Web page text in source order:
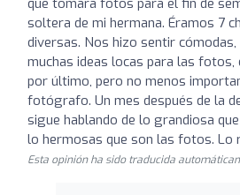
soltera de mi hermana. Éramos 7
diversas. Nos hizo sentir
muchas ideas locas para las fotos,
por último, pero no menos
fotógrafo. Un mes después de la
sigue hablando de lo grandiosa
lo hermosas que son las fotos. Lo
Esta opinión ha sido traducida